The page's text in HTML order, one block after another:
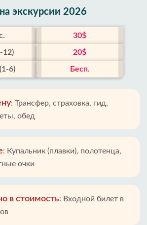
экскурсии 2026
30$
12) 20$
6) Бесп.
: Трансфер, страховка, гид,
обед
: Купальник (плавки), полотенца,
очки
в стоимость: Входной билет в